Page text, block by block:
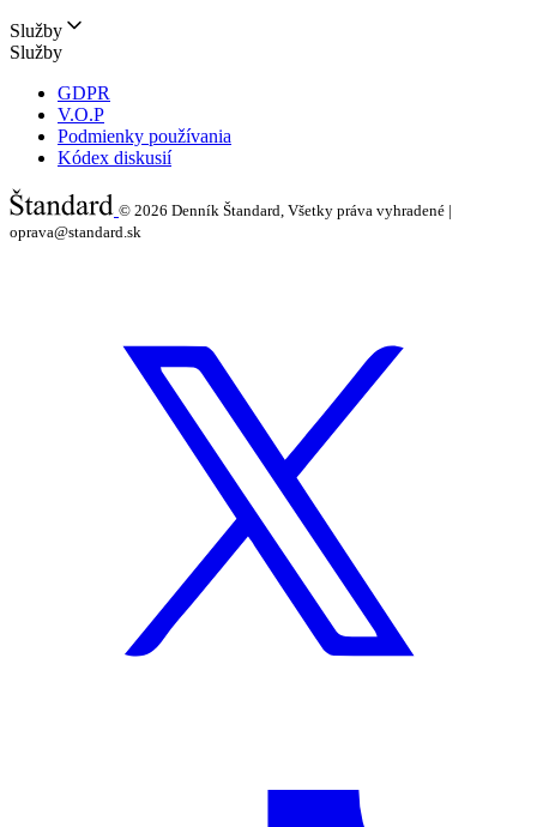
Služby
Služby
GDPR
V.O.P
Podmienky používania
Kódex diskusií
© 2026 Denník Štandard, Všetky práva vyhradené |
oprava@standard.sk